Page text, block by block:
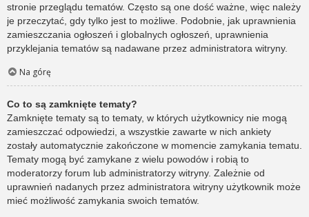
stronie przeglądu tematów. Często są one dość ważne, więc należy
je przeczytać, gdy tylko jest to możliwe. Podobnie, jak uprawnienia
zamieszczania ogłoszeń i globalnych ogłoszeń, uprawnienia
przyklejania tematów są nadawane przez administratora witryny.
Na górę
Co to są zamknięte tematy?
Zamknięte tematy są to tematy, w których użytkownicy nie mogą
zamieszczać odpowiedzi, a wszystkie zawarte w nich ankiety
zostały automatycznie zakończone w momencie zamykania tematu.
Tematy mogą być zamykane z wielu powodów i robią to
moderatorzy forum lub administratorzy witryny. Zależnie od
uprawnień nadanych przez administratora witryny użytkownik może
mieć możliwość zamykania swoich tematów.